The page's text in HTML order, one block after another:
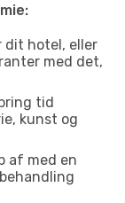
dit hotel, eller
med det,
tid
kunst og
af med en